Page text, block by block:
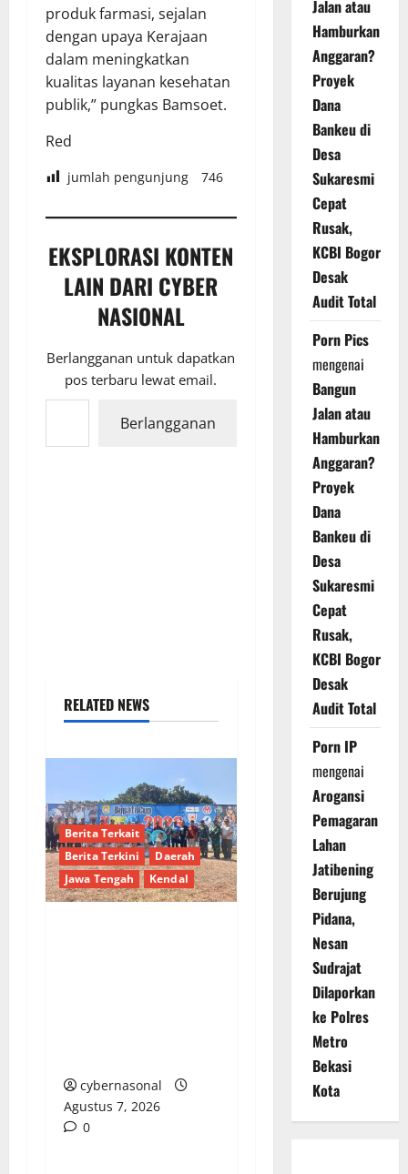
produk farmasi, sejalan
dengan upaya Kerajaan
dalam meningkatkan
kualitas layanan kesehatan
publik,” pungkas Bamsoet.
Red
jumlah pengunjung 746
EKSPLORASI KONTEN
LAIN DARI CYBER
NASIONAL
Berlangganan untuk dapatkan
pos terbaru lewat email.
Ketikkan email Anda...
Berlangganan
RELATED NEWS
Berita Terkait
Berita Terkini
Daerah
Jawa Tengah
Kendal
cybernasonal
Agustus 7, 2026
0
Jalan atau
Hamburkan
Anggaran?
Proyek
Dana
Bankeu di
Desa
Sukaresmi
Cepat
Rusak,
KCBI Bogor
Desak
Audit Total
Porn Pics
mengenai
Bangun
Jalan atau
Hamburkan
Anggaran?
Proyek
Dana
Bankeu di
Desa
Sukaresmi
Cepat
Rusak,
KCBI Bogor
Desak
Audit Total
Porn IP
mengenai
Arogansi
Pemagaran
Lahan
Jatibening
Berujung
Pidana,
Nesan
Sudrajat
Dilaporkan
ke Polres
Metro
Bekasi
Kota